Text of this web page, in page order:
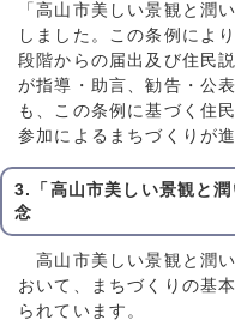
「高山市美しい景観と潤
しました。この条例によ
段階からの届出及び住民
が指導・助言、勧告・公
も、この条例に基づく住
参加によるまちづくりが
3.「高山市美しい景観と
念
高山市美しい景観と潤
おいて、まちづくりの基
られています。